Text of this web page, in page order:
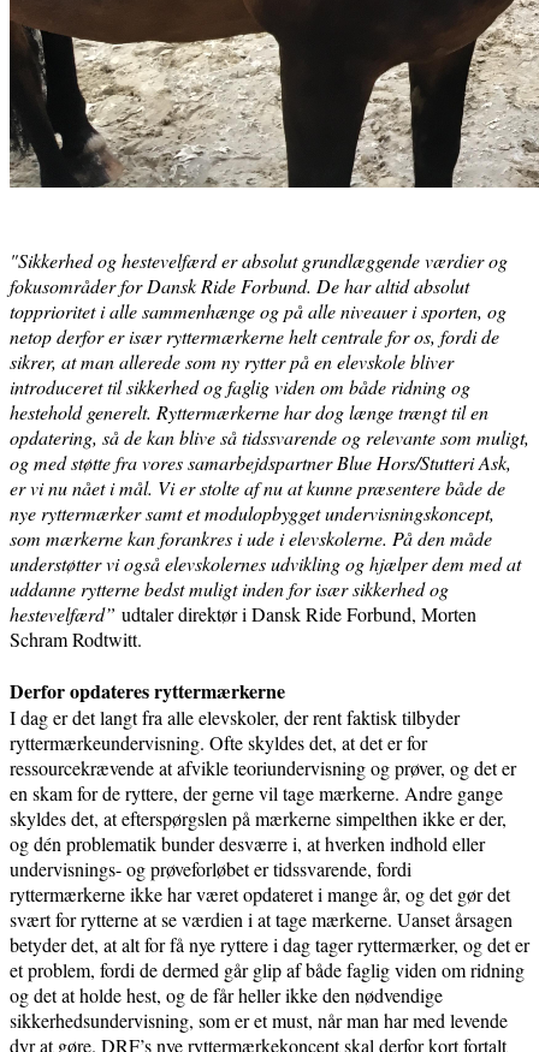
"Sikkerhed og hestevelfærd er absolut grundlæggende værdier og
fokusområder for Dansk Ride Forbund. De har altid absolut
topprioritet i alle sammenhænge og på alle niveauer i sporten, og
netop derfor er især ryttermærkerne helt centrale for os, fordi de
sikrer, at man allerede som ny rytter på en elevskole bliver
introduceret til sikkerhed og faglig viden om både ridning og
hestehold generelt. Ryttermærkerne har dog længe trængt til en
opdatering, så de kan blive så tidssvarende og relevante som muligt,
og med støtte fra vores samarbejdspartner Blue Hors/Stutteri Ask,
er vi nu nået i mål. Vi er stolte af nu at kunne præsentere både de
nye ryttermærker samt et modulopbygget undervisningskoncept,
som mærkerne kan forankres i ude i elevskolerne. På den måde
understøtter vi også elevskolernes udvikling og hjælper dem med at
uddanne rytterne bedst muligt inden for især sikkerhed og
hestevelfærd” udtaler direktør i Dansk Ride Forbund, Morten
Schram Rodtwitt.
Derfor opdateres ryttermærkerne
I dag er det langt fra alle elevskoler, der rent faktisk tilbyder
ryttermærkeundervisning. Ofte skyldes det, at det er for
ressourcekrævende at afvikle teoriundervisning og prøver, og det er
en skam for de ryttere, der gerne vil tage mærkerne. Andre gange
skyldes det, at efterspørgslen på mærkerne simpelthen ikke er der,
og dén problematik bunder desværre i, at hverken indhold eller
undervisnings- og prøveforløbet er tidssvarende, fordi
ryttermærkerne ikke har været opdateret i mange år, og det gør det
svært for rytterne at se værdien i at tage mærkerne. Uanset årsagen
betyder det, at alt for få nye ryttere i dag tager ryttermærker, og det er
et problem, fordi de dermed går glip af både faglig viden om ridning
og det at holde hest, og de får heller ikke den nødvendige
sikkerhedsundervisning, som er et must, når man har med levende
dyr at gøre. DRF’s nye ryttermærkekoncept skal derfor kort fortalt